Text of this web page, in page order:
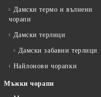
Дамски термо и вълнени
чорапи
Дамски терлици
Дамски забавни терлици
Найлонови чорапки
Мъжки чорапи